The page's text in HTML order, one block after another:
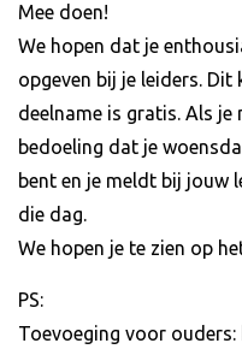
Mee doen!
We hopen dat je
opgeven bij je leiders.
deelname is gratis. Als
bedoeling dat je
bent en je meldt bij jouw
die dag.
We hopen je te zien op
PS:
Toevoeging voor